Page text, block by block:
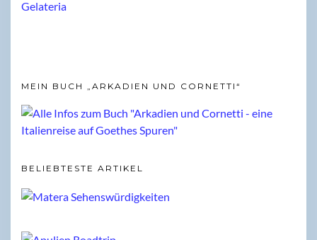
MEIN BUCH „ARKADIEN UND CORNETTI“
BELIEBTESTE ARTIKEL